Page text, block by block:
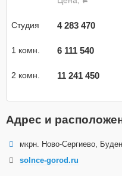
Студия 4 283 470
1 комн. 6 111 540
2 комн. 11 241 450
Адрес и
мкрн. Ново-Сергиево,
solnce-gorod.ru